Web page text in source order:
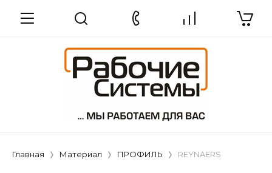
Главная Материал ПРОФИЛЬ REYNAERS